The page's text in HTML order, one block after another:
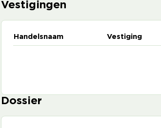
Vestigingen
Handelsnaam Vestiging
Dossier